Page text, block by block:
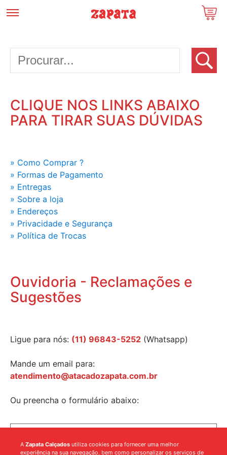
CLIQUE NOS LINKS ABAIXO
PARA TIRAR SUAS DÚVIDAS
» Como Comprar ?
» Formas de Pagamento
» Entregas
» Sobre a loja
» Endereços
» Privacidade e Segurança
» Política de Trocas
Ouvidoria - Reclamações e
Sugestões
Ligue para nós: (11) 96843-5252 (Whatsapp)
Mande um email para:
atendimento@atacadozapata.com.br
Ou preencha o formulário abaixo:
A Zapata Calçados utiliza cookies para fornecer uma melhor
experiência na sua navegação, bem como personalizar os serviços de